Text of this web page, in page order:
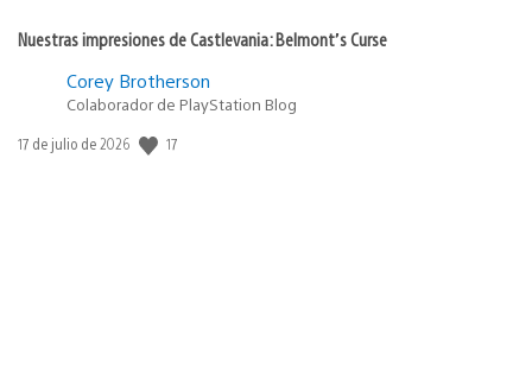
Nuestras impresiones de Castlevania: Belmont’s Curse
Corey Brotherson
Colaborador de PlayStation Blog
Fecha
17 de julio de 2026 17